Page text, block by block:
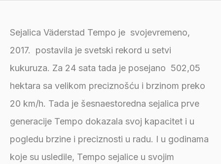
Sejalica Väderstad Tempo je svojevremeno,
2017. postavila je svetski rekord u setvi
kukuruza. Za 24 sata tada je posejano 502,05
hektara sa velikom preciznošću i brzinom preko
20 km/h. Tada je šesnaestoredna sejalica prve
generacije Tempo dokazala svoj kapacitet i u
pogledu brzine i preciznosti u radu. I u godinama
koje su usledile, Tempo sejalice u svojim